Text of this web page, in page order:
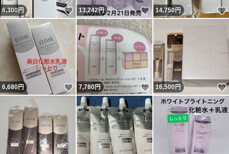
6,300円 いいね！
13,242円 いいね！
14,750円
6,680円 いいね！
7,780円 いいね！
16,500円